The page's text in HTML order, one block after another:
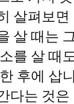
살펴보
살 때는
를 살 때
후에 삽
다는 것